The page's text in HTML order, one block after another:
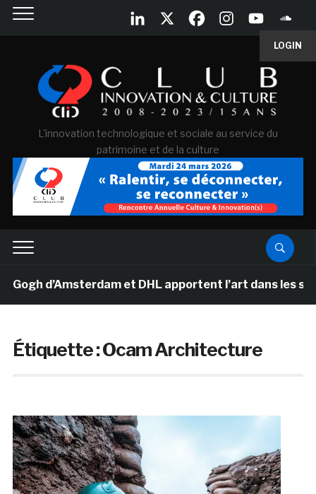
LOGIN
L'innovation technologique et sociale au service du
patrimoine et de la culture
d’Amsterdam et DHL apportent l’art dans les
Étiquette :Ocam Architecture